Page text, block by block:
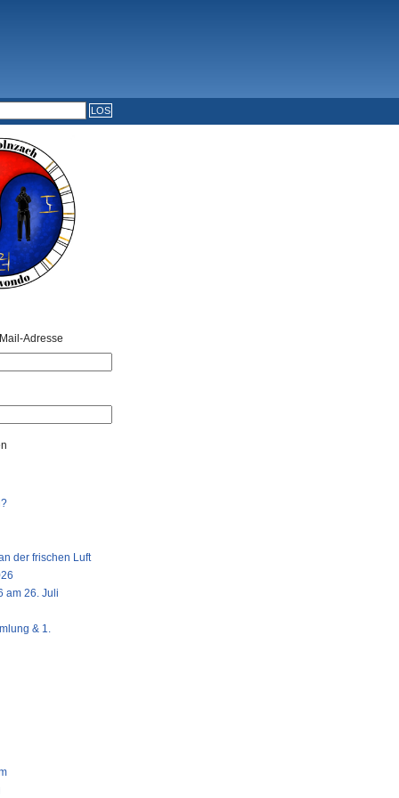
Adresse
der frischen Luft
am 26. Juli
& 1.